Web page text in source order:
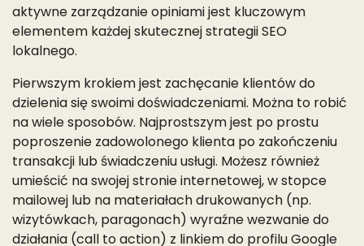
aktywne zarządzanie opiniami jest kluczowym
elementem każdej skutecznej strategii SEO
lokalnego.
Pierwszym krokiem jest zachęcanie klientów do
dzielenia się swoimi doświadczeniami. Można to robić
na wiele sposobów. Najprostszym jest po prostu
poproszenie zadowolonego klienta po zakończeniu
transakcji lub świadczeniu usługi. Możesz również
umieścić na swojej stronie internetowej, w stopce
mailowej lub na materiałach drukowanych (np.
wizytówkach, paragonach) wyraźne wezwanie do
działania (call to action) z linkiem do profilu Google